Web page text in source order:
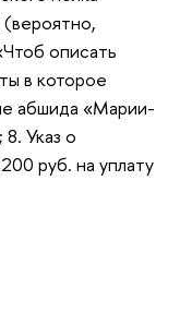
описать
в которое
абшида «Марии-
Указ о
руб. на уплату